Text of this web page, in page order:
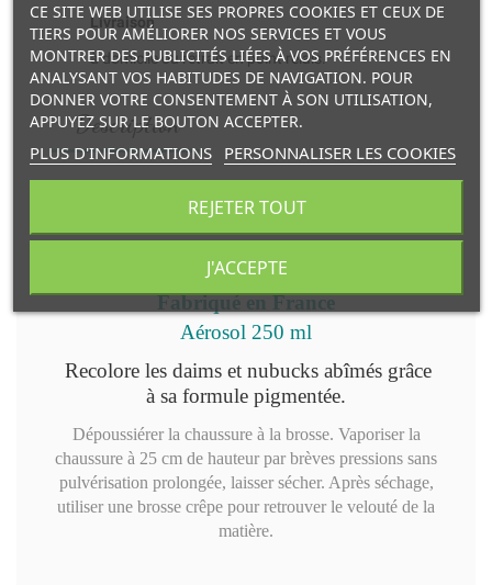
Livraison
à domicile ou retrait en point relais.
Description
RENOVATEUR DAIM
et NUBUCK
Fabriqué en France
Aérosol 250 ml
Recolore les daims et nubucks abîmés grâce
à sa formule pigmentée.
Dépoussiérer la chaussure à la brosse. Vaporiser la
chaussure à 25 cm de hauteur par brèves pressions sans
pulvérisation prolongée, laisser sécher. Après séchage,
utiliser une brosse crêpe pour retrouver le velouté de la
matière.
CE SITE WEB UTILISE SES PROPRES COOKIES ET CEUX DE
TIERS POUR AMÉLIORER NOS SERVICES ET VOUS
MONTRER DES PUBLICITÉS LIÉES À VOS PRÉFÉRENCES EN
ANALYSANT VOS HABITUDES DE NAVIGATION. POUR
DONNER VOTRE CONSENTEMENT À SON UTILISATION,
APPUYEZ SUR LE BOUTON ACCEPTER.
PLUS D'INFORMATIONS PERSONNALISER LES COOKIES
REJETER TOUT
J'ACCEPTE